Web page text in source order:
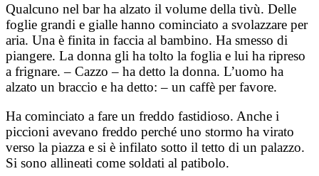
Qualcuno nel bar ha alzato il volume della tivù. Delle
foglie grandi e gialle hanno cominciato a svolazzare per
aria. Una è finita in faccia al bambino. Ha smesso di
piangere. La donna gli ha tolto la foglia e lui ha ripreso
a frignare. – Cazzo – ha detto la donna. L’uomo ha
alzato un braccio e ha detto: – un caffè per favore.
Ha cominciato a fare un freddo fastidioso. Anche i
piccioni avevano freddo perché uno stormo ha virato
verso la piazza e si è infilato sotto il tetto di un palazzo.
Si sono allineati come soldati al patibolo.